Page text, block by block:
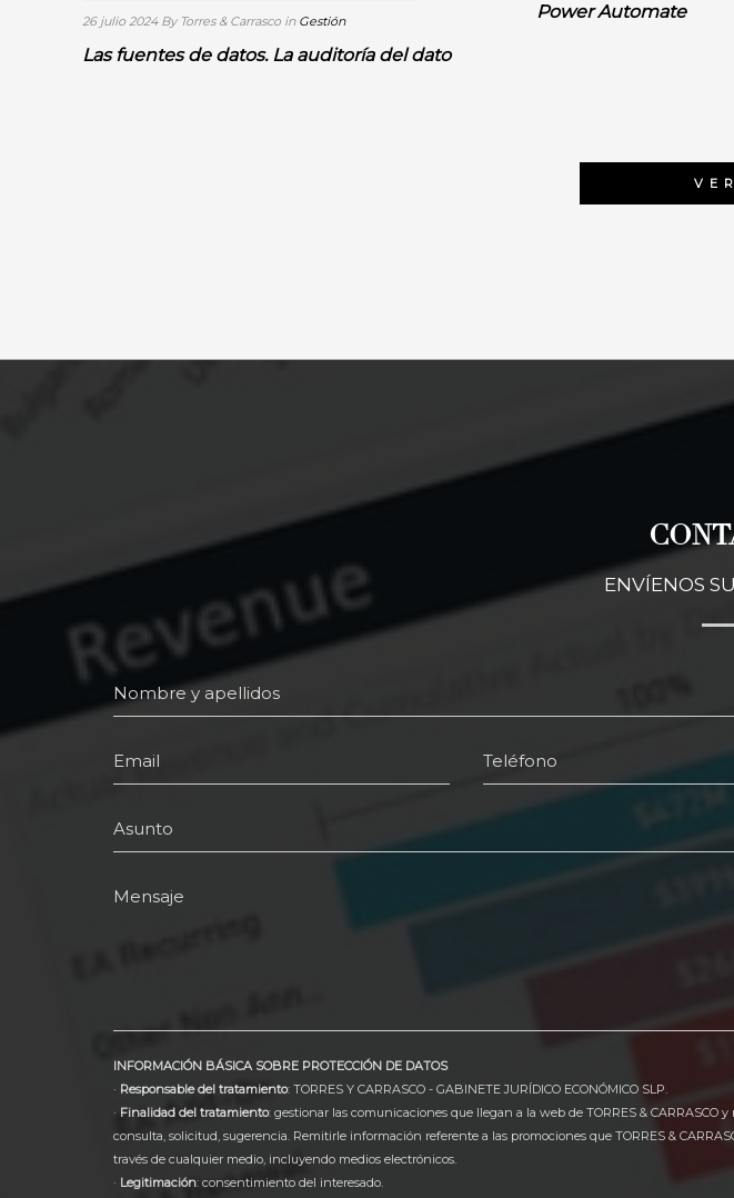
26 julio 2024 By Torres & Carrasco in Gestión
Las fuentes de datos. La auditoría del dato
Power Automate
ENVÍENOS
Nombre y apellidos
Email Teléfono
Asunto
Mensaje
INFORMACIÓN BÁSICA SOBRE PROTECCIÓN DE DATOS
· Responsable del tratamiento: TORRES Y CARRASCO - GABINETE JURÍDICO ECONÓMICO SLP.
· Finalidad del tratamiento: gestionar las comunicaciones que llegan a la web de TORRES & CARRASCO y
consulta, solicitud, sugerencia. Remitirle información referente a las promociones que TORRES &
través de cualquier medio, incluyendo medios electrónicos.
· Legitimación: consentimiento del interesado.